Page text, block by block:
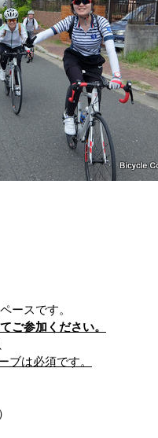
スです。
ご参加ください。
ブは必須です。